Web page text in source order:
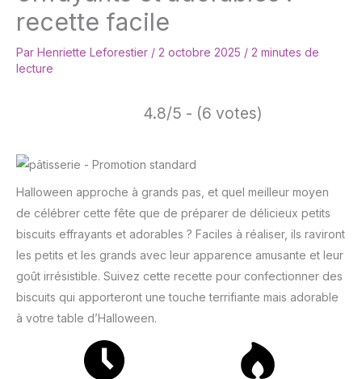
recette facile
Par Henriette Leforestier / 2 octobre 2025 / 2 minutes de
lecture
4.8/5 - (6 votes)
Halloween approche à grands pas, et quel meilleur moyen
de célébrer cette fête que de préparer de délicieux petits
biscuits effrayants et adorables ? Faciles à réaliser, ils raviront
les petits et les grands avec leur apparence amusante et leur
goût irrésistible. Suivez cette recette pour confectionner des
biscuits qui apporteront une touche terrifiante mais adorable
à votre table d’Halloween.